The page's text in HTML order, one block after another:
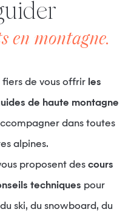
en montagne.
fiers de vous offrir les
de haute montagne
dans toutes
alpines.
proposent des cours
techniques pour
ski, du snowboard, du